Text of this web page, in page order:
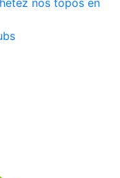
nos topos en